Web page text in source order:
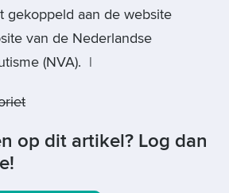
gekoppeld aan de website
van de Nederlandse
(NVA). |
op dit artikel? Log dan